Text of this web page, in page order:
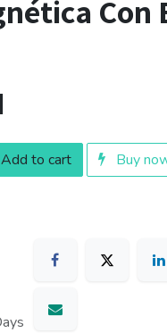
Con
Add to cart Buy